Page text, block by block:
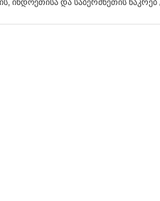
ინდოეთისა და საბერძნეთის